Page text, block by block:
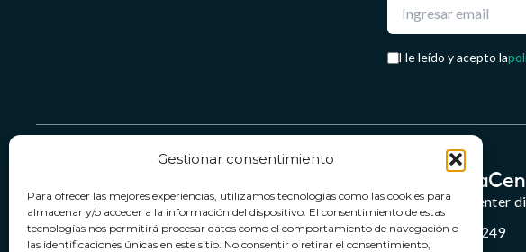
Gestionar consentimiento
Para ofrecer las mejores experiencias, utilizamos tecnologías como las cookies para
almacenar y/o acceder a la información del dispositivo. El consentimiento de estas
tecnologías nos permitirá procesar datos como el comportamiento de navegación o
las identificaciones únicas en este sitio. No consentir o retirar el consentimiento,
He leído y acepto la
Contacto
Política de devoluciones
Términos y condiciones
Política de privacidad
Farmacenter
B24836249